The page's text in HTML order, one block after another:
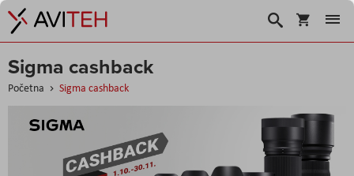
Korpa
Traži
Sigma cashback
Početna Sigma cashback